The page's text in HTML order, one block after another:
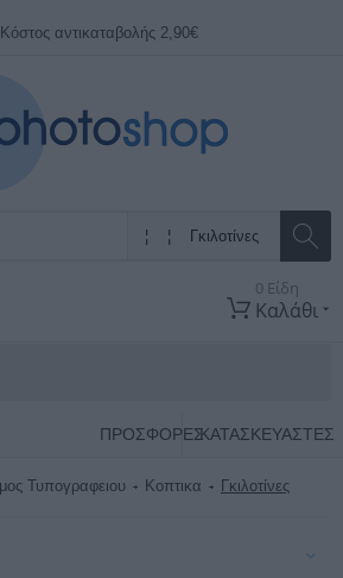
αντικαταβολής 2,90€
0 Είδη
Καλάθι
ΠΡΟΣΦΟΡΕΣΚΑΤΑΣΚΕΥΑΣΤΈΣ
Τυπογραφειου Κοπτικα Γκιλοτίνες